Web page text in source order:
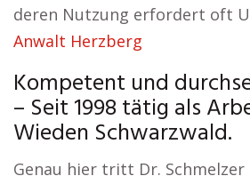
deren Nutzung erfordert oft
Anwalt Herzberg
Kompetent und
– Seit 1998 tätig als
Wieden Schwarzwald.
Genau hier tritt Dr. Schmelzer